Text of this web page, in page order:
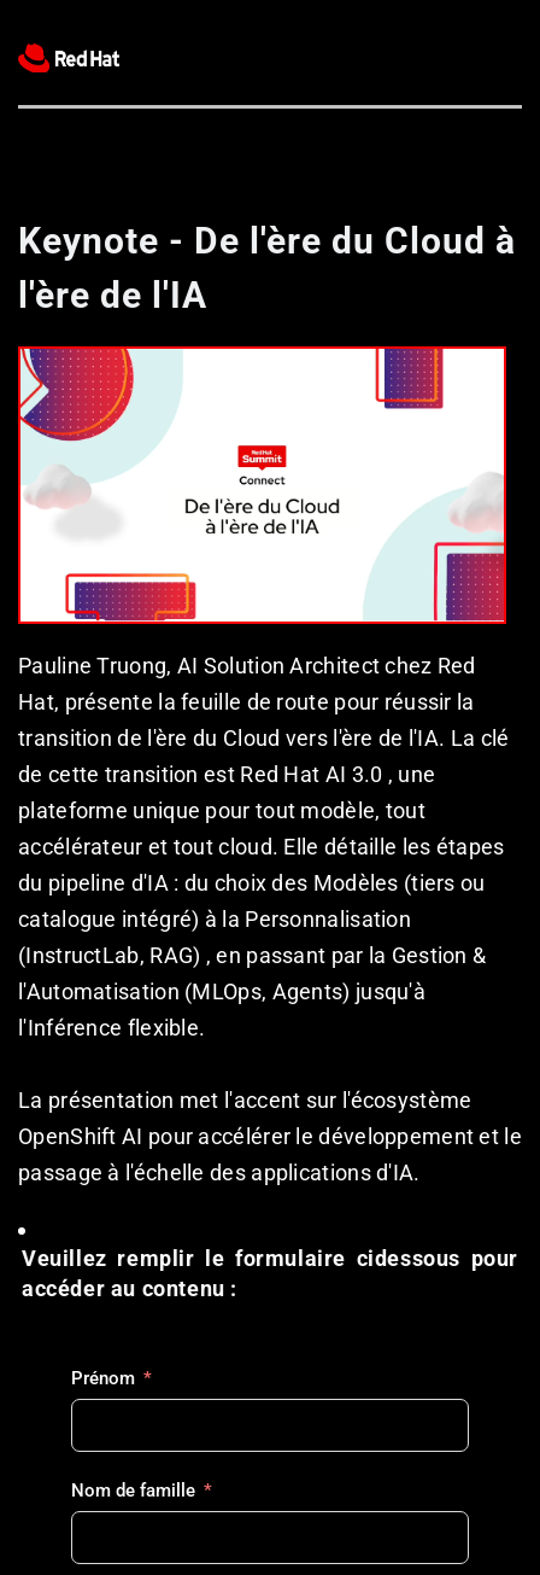
Keynote - De l'ère du Cloud à
l'ère de l'IA
Pauline Truong, AI Solution Architect chez Red
Hat, présente la feuille de route pour réussir la
transition de l'ère du Cloud vers l'ère de l'IA. La clé
de cette transition est Red Hat AI 3.0 , une
plateforme unique pour tout modèle, tout
accélérateur et tout cloud. Elle détaille les étapes
du pipeline d'IA : du choix des Modèles (tiers ou
catalogue intégré) à la Personnalisation
(InstructLab, RAG) , en passant par la Gestion &
l'Automatisation (MLOps, Agents) jusqu'à
l'Inférence flexible.
La présentation met l'accent sur l'écosystème
OpenShift AI pour accélérer le développement et le
passage à l'échelle des applications d'IA.
Veuillez remplir le formulaire cidessous pour
accéder au contenu :
Prénom
Nom de famille